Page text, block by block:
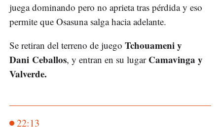
juega dominando pero no aprieta tras pérdida y eso
permite que Osasuna salga hacia adelante.
Se retiran del terreno de juego Tchouameni y
Dani Ceballos, y entran en su lugarCamavinga y
Valverde.
22:13